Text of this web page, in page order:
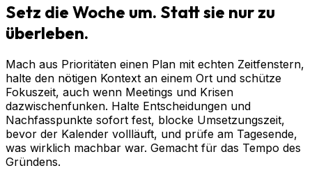
Setz die Woche um. Stattsie nur zu
überleben.
Mach aus Prioritäten einen Plan mit echten Zeitfenstern,
halte den nötigen Kontext an einem Ort und schütze
Fokuszeit, auch wenn Meetings und Krisen
dazwischenfunken. Halte Entscheidungen und
Nachfasspunkte sofort fest, blocke Umsetzungszeit,
bevor der Kalender vollläuft, und prüfe am Tagesende,
was wirklich machbar war. Gemacht für das Tempo des
Gründens.